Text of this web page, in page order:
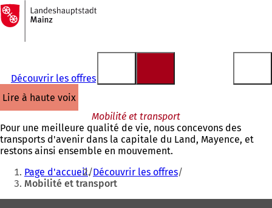
Accéder au contenu
Vers
la
page
d'accueil
Découvrir les offres
lire à haute voix
Mobilité et transport
Pour une meilleure qualité de vie, nous concevons des
transports d'avenir dans la capitale du Land, Mayence, et
restons ainsi ensemble en mouvement.
Vous
êtes
ici
Page d'accueil Découvrir les offres
Mobilité et transport